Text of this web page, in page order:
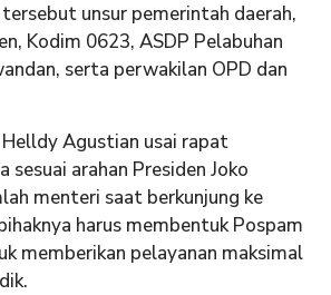
unsur pemerintah daerah,
Kodim 0623, ASDP Pelabuhan
serta perwakilan OPD dan
Agustian usai rapat
sesuai arahan Presiden Joko
menteri saat berkunjung ke
harus membentuk Pospam
memberikan pelayanan maksimal